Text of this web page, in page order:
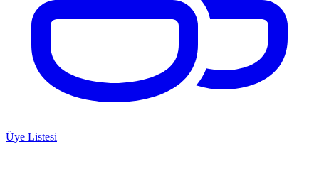
Üye Listesi